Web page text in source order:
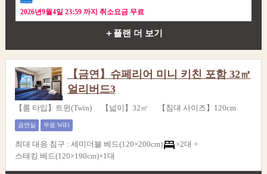
2026년9월4일 23:59 까지 취소요금 무료
＋플랜 더 보기
【금연】슈페리어 미니 키친 포함 32㎡
얼리버드3
【룸 타입】트윈(Twin) 【넓이】32㎡ 【침대 사이즈】120cm
금연실 무료 WiFi
최대 대응 침구 : 세미더블 베드(120×200cm)
×2대 +
스태킹 베드(120×190cm)×1대